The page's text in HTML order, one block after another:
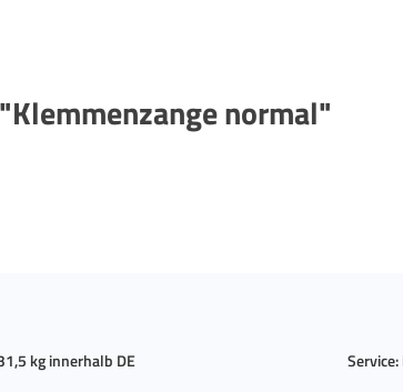
normal"
kg innerhalb DE Service: